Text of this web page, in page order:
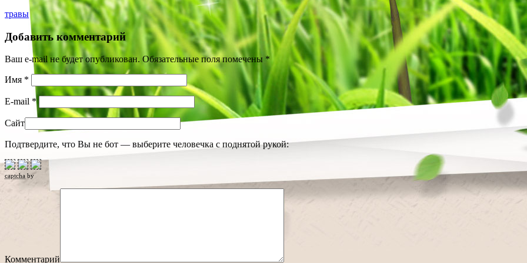
травы
Добавить комментарий
Ваш e-mail не будет опубликован. Обязательные поля помечены *
Имя *
E-mail *
Сайт
Подтвердите, что Вы не бот — выберите человечка с поднятой рукой:
captcha by
Комментарий